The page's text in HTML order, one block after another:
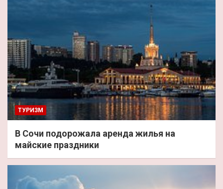
ТУРИЗМ
В Сочи подорожала аренда жилья на
майские праздники